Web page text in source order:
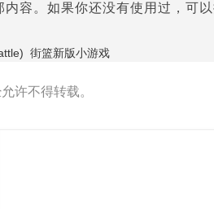
容。如果你还没有使用过，可
街篮新版小游戏
许不得转载。